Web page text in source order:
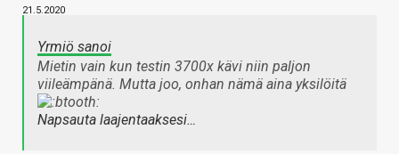
21.5.2020
Yrmiö sanoi
Mietin vain kun testin 3700x kävi niin paljon
viileämpänä. Mutta joo, onhan nämä aina yksilöitä
Napsauta laajentaaksesi…